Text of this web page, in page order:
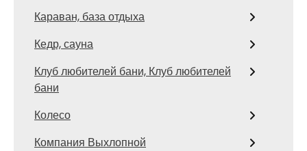
Караван, база отдыха
Кедр, сауна
Клуб любителей бани, Клуб любителей
бани
Колесо
Компания Выхлопной